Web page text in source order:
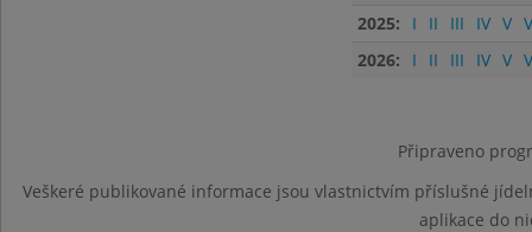
2025:
I II III IV V
2026:
I II III IV V
Připraveno
Veškeré publikované informace jsou vlastnictvím příslušné
aplikace do